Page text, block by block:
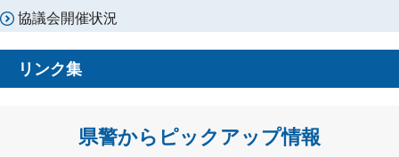
協議会開催状況
リンク集
県警からピックアップ情報